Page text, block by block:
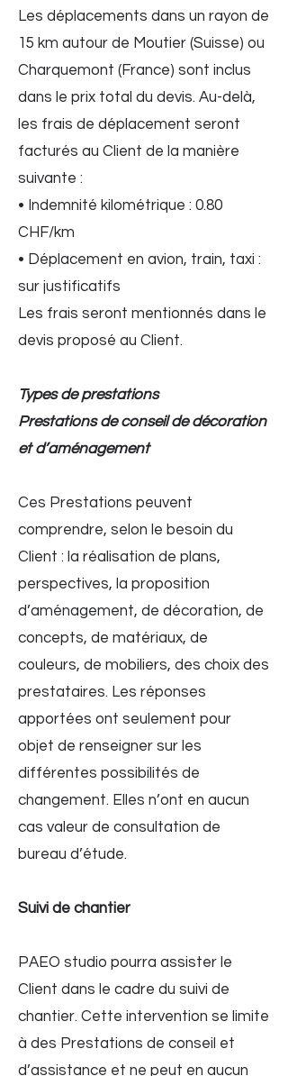
Les déplacements dans un rayon de
15 km autour de Moutier (Suisse) ou
Charquemont (France) sont inclus
dans le prix total du devis. Au-delà,
les frais de déplacement seront
facturés au Client de la manière
suivante :
• Indemnité kilométrique : 0.80
CHF/km
• Déplacement en avion, train, taxi :
sur justificatifs
Les frais seront mentionnés dans le
devis proposé au Client.
Types de prestations
Prestations de conseil de décoration
et d’aménagement
​Ces Prestations peuvent
comprendre, selon le besoin du
Client : la réalisation de plans,
perspectives, la proposition
d’aménagement, de décoration, de
concepts, de matériaux, de
couleurs, de mobiliers, des choix des
prestataires. Les réponses
apportées ont seulement pour
objet de renseigner sur les
différentes possibilités de
changement. Elles n’ont en aucun
cas valeur de consultation de
bureau d’étude.
Suivi de chantier
PAEO studio pourra assister le
Client dans le cadre du suivi de
chantier. Cette intervention se limite
à des Prestations de conseil et
d’assistance et ne peut en aucun